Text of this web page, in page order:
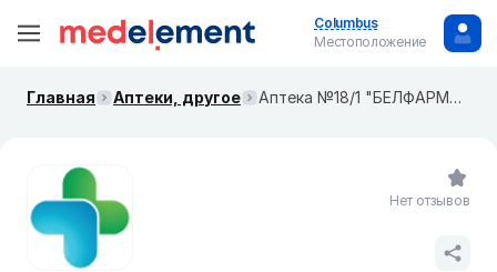
Columbus
Местоположение
Главная Аптеки, другое Аптека №18/1 "БЕЛФАРМАЦИЯ"
Нет отзывов